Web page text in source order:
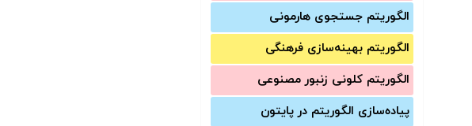
الگوریتم جستجوی هارمونی
الگوریتم بهینه‌سازی فرهنگی
الگوریتم کلونی زنبور مصنوعی
پیاده‌سازی الگوریتم در پایتون